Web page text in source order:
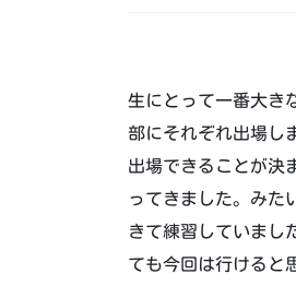
生にとって一番大き
部にそれぞれ出場し
出場できることが決
ってきました。みた
きて練習していまし
ても今回は行けると